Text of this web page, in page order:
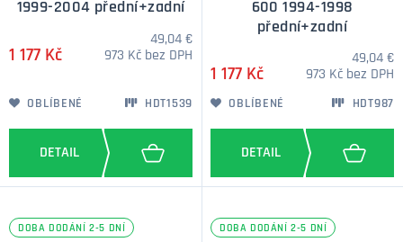
1999-2004 přední+zadní
1 177 Kč
49,04 €
973 Kč bez DPH
OBLÍBENÉ HDT1539
600 1994-1998
přední+zadní
1 177 Kč
49,04 €
973 Kč bez DPH
OBLÍBENÉ HDT987
DOBA DODÁNÍ 2-5 DNÍ DOBA DODÁNÍ 2-5 DNÍ